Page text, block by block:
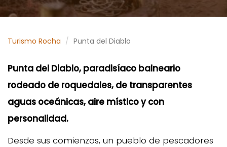
Turismo Rocha Punta del Diablo
Punta del Diablo, paradisíaco balneario
rodeado de roquedales, de transparentes
aguas oceánicas, aire místico y con
personalidad.
Desde sus comienzos, un pueblo de pescadores